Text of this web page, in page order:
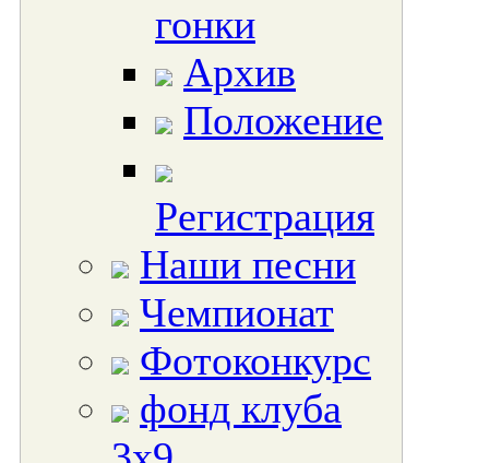
гонки
Архив
Положение
Регистрация
Наши песни
Чемпионат
Фотоконкурс
фонд клуба